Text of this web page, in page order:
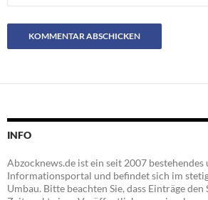
INFO
Abzocknews.de ist ein seit 2007 bestehendes
Informationsportal und befindet sich im
Umbau. Bitte beachten Sie, dass Einträge den